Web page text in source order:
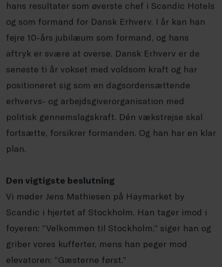
hans resultater som øverste chef i Scandic Hotels
og som formand for Dansk Erhverv. I år kan han
fejre 10-års jubilæum som formand, og hans
aftryk er svære at overse. Dansk Erhverv er de
seneste ti år vokset med voldsom kraft og har
positioneret sig som en dagsordensættende
erhvervs- og arbejdsgiverorganisation med
politisk gennemslagskraft. Dén vækstrejse skal
fortsætte, forsikrer formanden. Og han har en klar
plan.
Den vigtigste beslutning
Vi møder Jens Mathiesen på Haymarket by
Scandic i hjertet af Stockholm. Han tager imod i
foyeren: ”Velkommen til Stockholm,” siger han og
griber vores kufferter, mens han peger mod
elevatoren: ”Gæsterne først.”